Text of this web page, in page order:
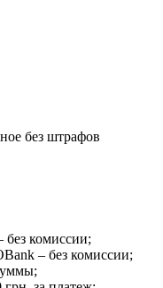
без штрафов
без комиссии;
– без комиссии;